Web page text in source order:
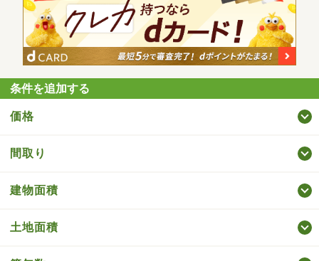
条件を追加する
価格
間取り
建物面積
土地面積